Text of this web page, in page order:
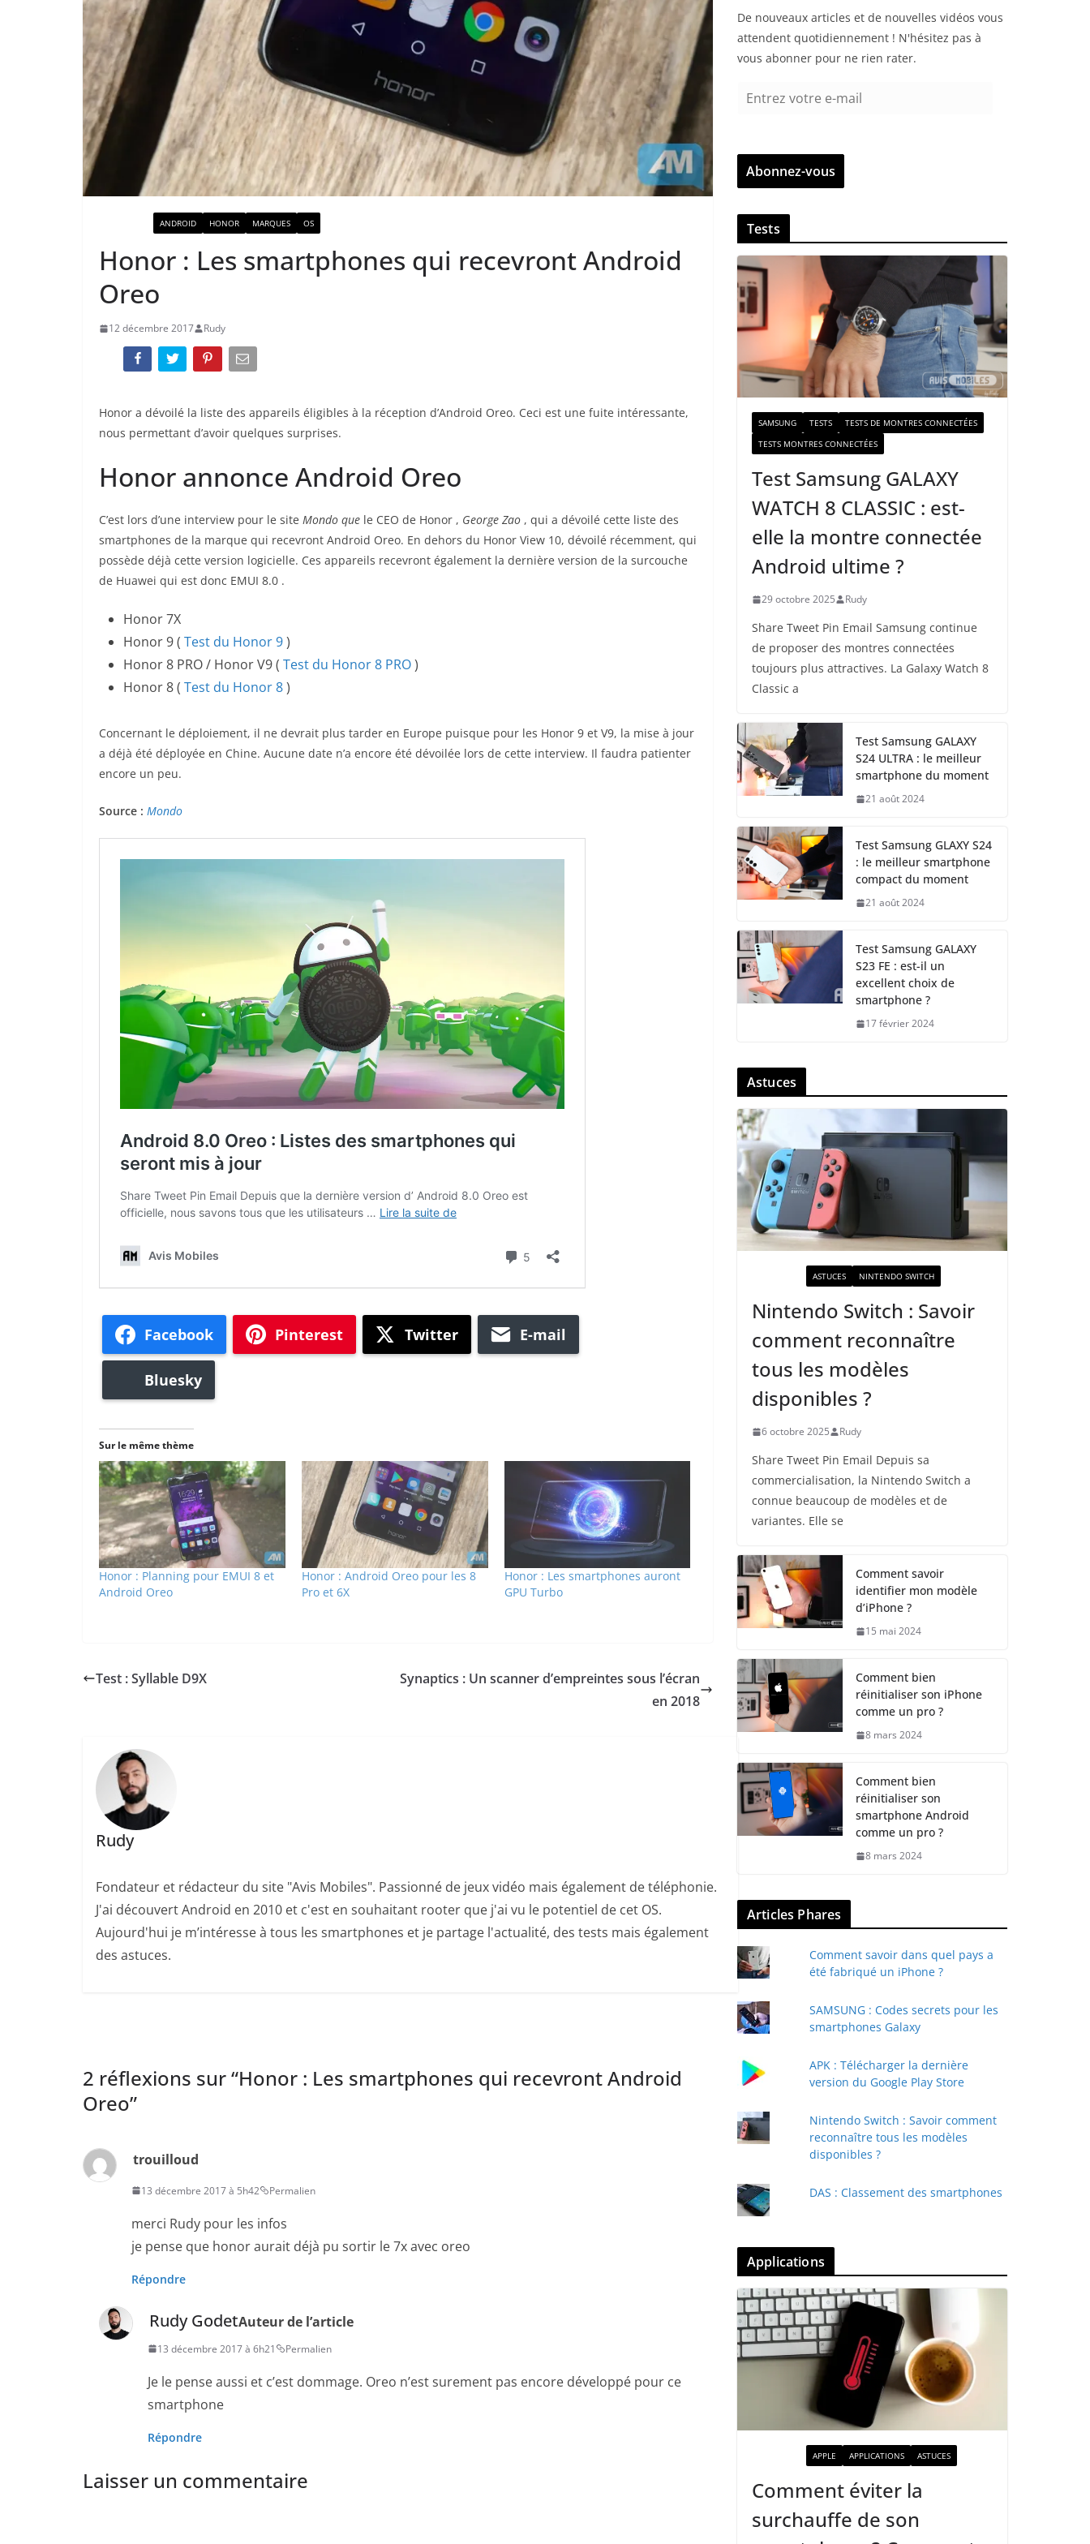
ANDROID HONOR MARQUES OS
Honor : Les smartphones qui recevront Android
Oreo
12 décembre 2017 Rudy
Honor a dévoilé la liste des appareils éligibles à la réception d’Android Oreo. Ceci est une fuite intéressante,
nous permettant d’avoir quelques surprises.
Honor annonce Android Oreo
C’est lors d’une interview pour le site Mondo que le CEO de Honor , George Zao , qui a dévoilé cette liste des
smartphones de la marque qui recevront Android Oreo. En dehors du Honor View 10, dévoilé récemment, qui
possède déjà cette version logicielle. Ces appareils recevront également la dernière version de la surcouche
de Huawei qui est donc EMUI 8.0 .
Honor 7X
Honor 9 ( Test du Honor 9)
Honor 8 PRO / Honor V9 ( Test du Honor 8 PRO)
Honor 8 ( Test du Honor 8)
Concernant le déploiement, il ne devrait plus tarder en Europe puisque pour les Honor 9 et V9, la mise à jour
a déjà été déployée en Chine. Aucune date n’a encore été dévoilée lors de cette interview. Il faudra patienter
encore un peu.
Source : Mondo
Facebook Pinterest Twitter E-mail
Bluesky
Sur le même thème
Honor : Planning pour EMUI 8 et
Android Oreo
Honor : Android Oreo pour les 8
Pro et 6X
Honor : Les smartphones auront
GPU Turbo
Test : Syllable D9X
Synaptics : Un scanner d’empreintes sous l’écran
en 2018
Rudy
Fondateur et rédacteur du site "Avis Mobiles". Passionné de jeux vidéo mais également de téléphonie.
J'ai découvert Android en 2010 et c'est en souhaitant rooter que j'ai vu le potentiel de cet OS.
Aujourd'hui je m’intéresse à tous les smartphones et je partage l'actualité, des tests mais également
des astuces.
2 réflexions sur “Honor : Les smartphones qui recevront Android
Oreo”
trouilloud
13 décembre 2017 à 5h42 Permalien
merci Rudy pour les infos
je pense que honor aurait déjà pu sortir le 7x avec oreo
Répondre
Rudy GodetAuteur de l’article
13 décembre 2017 à 6h21 Permalien
Je le pense aussi et c’est dommage. Oreo n’est surement pas encore développé pour ce
smartphone
Répondre
Laisser un commentaire
De nouveaux articles et de nouvelles vidéos vous
attendent quotidiennement ! N'hésitez pas à
vous abonner pour ne rien rater.
r
z
v
t
r
e
e
-
a
i
Abonnez-vous
Tests
SAMSUNG TESTS
TESTS DE MONTRES CONNECTÉES
TESTS MONTRES CONNECTÉES
Test Samsung GALAXY
WATCH 8 CLASSIC : est-
elle la montre connectée
Android ultime ?
29 octobre 2025 Rudy
Share Tweet Pin Email Samsung continue
de proposer des montres connectées
toujours plus attractives. La Galaxy Watch 8
Classic a
Test Samsung GALAXY
S24 ULTRA : le meilleur
smartphone du moment
21 août 2024
Test Samsung GLAXY S24
: le meilleur smartphone
compact du moment
21 août 2024
Test Samsung GALAXY
S23 FE : est-il un
excellent choix de
smartphone ?
17 février 2024
Astuces
ASTUCES NINTENDO SWITCH
Nintendo Switch : Savoir
comment reconnaître
tous les modèles
disponibles ?
6 octobre 2025 Rudy
Share Tweet Pin Email Depuis sa
commercialisation, la Nintendo Switch a
connue beaucoup de modèles et de
variantes. Elle se
Comment savoir
identifier mon modèle
d’iPhone ?
15 mai 2024
Comment bien
réinitialiser son iPhone
comme un pro ?
8 mars 2024
Comment bien
réinitialiser son
smartphone Android
comme un pro ?
8 mars 2024
Articles Phares
Comment savoir dans quel pays a
été fabriqué un iPhone ?
SAMSUNG : Codes secrets pour les
smartphones Galaxy
APK : Télécharger la dernière
version du Google Play Store
Nintendo Switch : Savoir comment
reconnaître tous les modèles
disponibles ?
DAS : Classement des smartphones
Applications
APPLE APPLICATIONS ASTUCES
Comment éviter la
surchauffe de son